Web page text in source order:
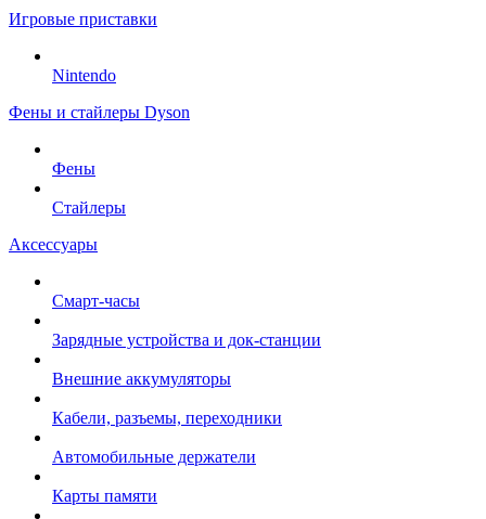
Игровые приставки
Nintendo
Фены и стайлеры Dyson
Фены
Стайлеры
Аксессуары
Смарт-часы
Зарядные устройства и док-станции
Внешние аккумуляторы
Кабели, разъемы, переходники
Автомобильные держатели
Карты памяти